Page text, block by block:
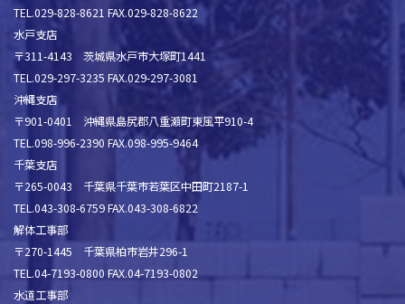
TEL.029-828-8621 FAX.029-828-8622
水戸支店
〒311-4143 茨城県水戸市大塚町1441
TEL.029-297-3235 FAX.029-297-3081
沖縄支店
〒901-0401 沖縄県島尻郡八重瀬町東風平910-4
TEL.098-996-2390 FAX.098-995-9464
千葉支店
〒265-0043 千葉県千葉市若葉区中田町2187-1
TEL.043-308-6759 FAX.043-308-6822
解体工事部
〒270-1445 千葉県柏市岩井296-1
TEL.04-7193-0800 FAX.04-7193-0802
水道工事部